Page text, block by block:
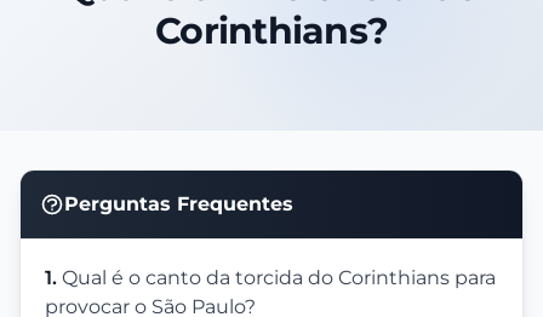
Corinthians?
Perguntas Frequentes
1. Qual é o canto da torcida do Corinthians para
provocar o São Paulo?